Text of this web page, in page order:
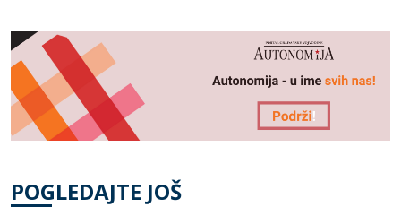
POGLEDAJTE JOŠ